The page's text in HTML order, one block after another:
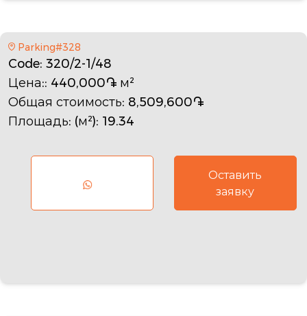
Parking#328
Code: 320/2-1/48
Цена:: 440,000֏ м²
Общая стоимость: 8,509,600֏
Площадь: (м²): 19.34
Оставить
заявку